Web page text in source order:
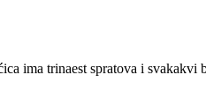
ima trinaest spratova i